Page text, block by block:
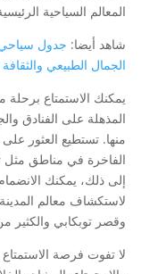
المعالم السياحية
شاهد أيضا: جدول
الجمال الطبيعي والثقافة
يمكنك الاستمتاع
المذهلة على الفنادق
منها. تستطيع العثور
الفاخرة في مناطق مثل
إلى ذلك، يمكنك
لاستكشاف معالم
وقصر توبكابي والكثير
لا تفوت فرصة